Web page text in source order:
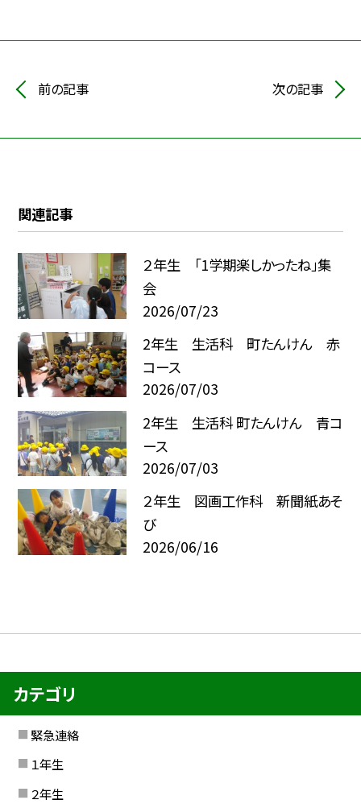
前の記事 次の記事
関連記事
２年生 「1学期楽しかったね」集
会
2026/07/23
2年生 生活科 町たんけん 赤
コース
2026/07/03
2年生 生活科 町たんけん 青コ
ース
2026/07/03
２年生 図画工作科 新聞紙あそ
び
2026/06/16
カテゴリ
緊急連絡
１年生
２年生